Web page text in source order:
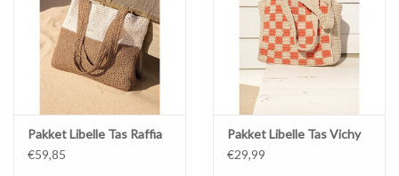
Pakket Libelle Tas Raffia
€59,85
Pakket Libelle Tas Vichy
€29,99